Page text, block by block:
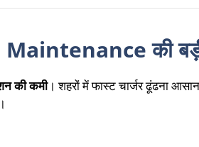
की बड़ी
की कमी। शहरों में फास्ट चार्जर ढूंढना